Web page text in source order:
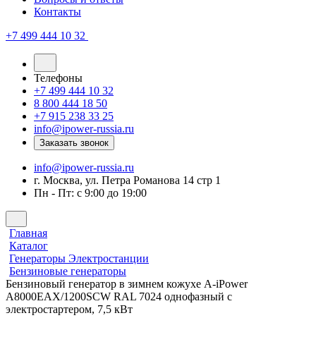
Контакты
+7 499 444 10 32
Телефоны
+7 499 444 10 32
8 800 444 18 50
+7 915 238 33 25
info@ipower-russia.ru
Заказать звонок
info@ipower-russia.ru
г. Москва, ул. Петра Романова 14 стр 1
Пн - Пт: с 9:00 до 19:00
Главная
Каталог
Генераторы Электростанции
Бензиновые генераторы
Бензиновый генератор в зимнем кожухе A-iPower
A8000EAX/1200SCW RAL 7024 однофазный с
электростартером, 7,5 кВт